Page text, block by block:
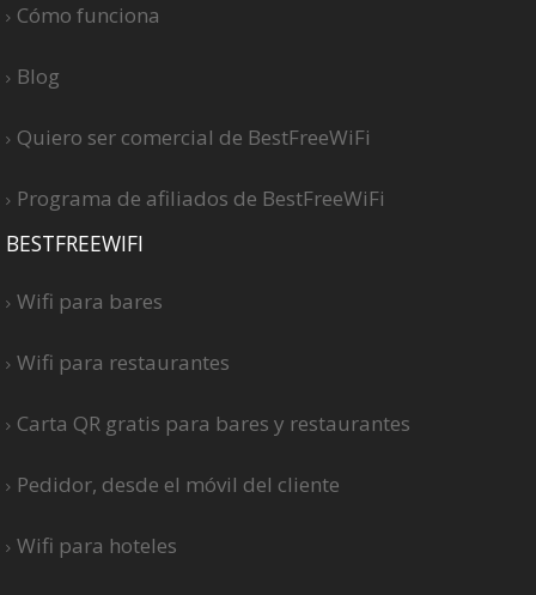
Cómo funciona
Blog
Quiero ser comercial de BestFreeWiFi
Programa de afiliados de BestFreeWiFi
BESTFREEWIFI
Wifi para bares
Wifi para restaurantes
Carta QR gratis para bares y restaurantes
Pedidor, desde el móvil del cliente
Wifi para hoteles